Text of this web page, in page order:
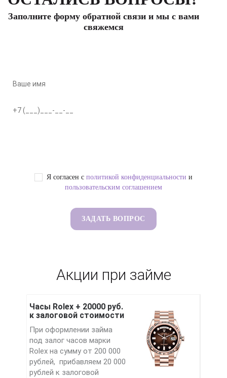
Заполните форму обратной связи и мы с вами
свяжемся
Я согласен с политикой конфиденциальности и
пользовательским соглашением
Акции при займе
Часы Rolex + 20000 руб.
к залоговой стоимости
При оформлении займа
под залог часов марки
Rolex на сумму от 200 000
рублей, прибавляем 20 000
рублей к залоговой